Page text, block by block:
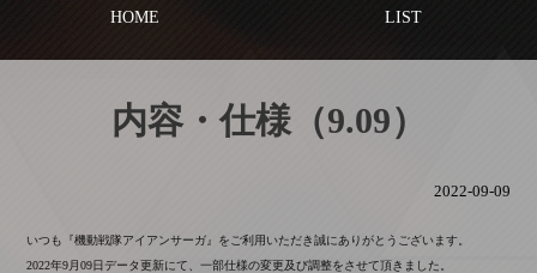
HOME LIST
内容・仕様（9.09）
2022-09-09
いつも『機動戦隊アイアンサーガ』をご利用いただき誠にありがとうございます。
2022年9月09日データ更新にて、一部仕様の変更及び調整をさせて頂きました。